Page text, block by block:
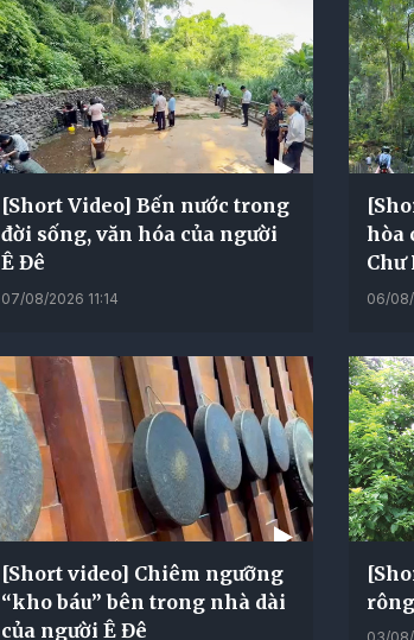
[Short Video] Bến nước trong
đời sống, văn hóa của người
Ê Đê
07/08/2026 11:14
hòa
Chư
06/
[Short video] Chiêm ngưỡng
“kho báu” bên trong nhà dài
của người Ê Đê